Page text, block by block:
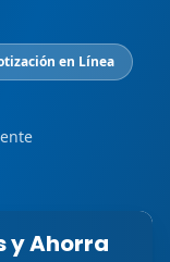
en Línea
y Ahorra